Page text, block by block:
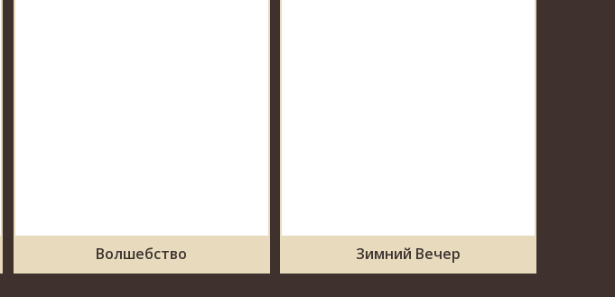
Волшебство Зимний Вечер